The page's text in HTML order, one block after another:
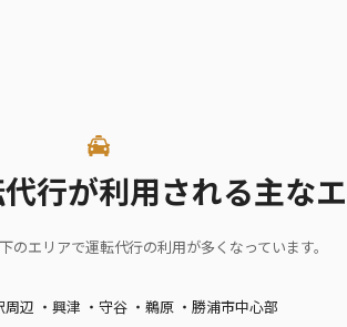
行が利用される主な
のエリアで運転代行の利用が多くなっています。
周辺 ・興津 ・守谷 ・鵜原 ・勝浦市中心部